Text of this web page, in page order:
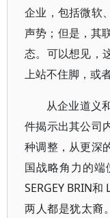
企业，包括微软
声势；但是，其
态。可以想见，
上站不住脚，或
从企业道义
件揭示出其公司
种调整，从更深
国战略角力的端
SERGEY BRIN和
两人都是犹太裔